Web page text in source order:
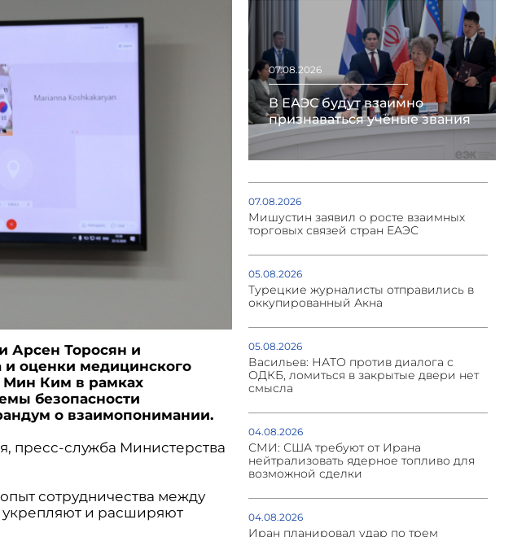
Арсен Торосян и
и оценки медицинского
Мин Ким в рамках
безопасности
о взаимопонимании.
пресс-служба Министерства
сотрудничества между
укрепляют и расширяют
07.08.2026
В ЕАЭС будут взаимно
признаваться учёные звания
07.08.2026
Мишустин заявил о росте взаимных
торговых связей стран ЕАЭС
05.08.2026
Турецкие журналисты отправились в
оккупированный Акна
05.08.2026
Васильев: НАТО против диалога с
ОДКБ, ломиться в закрытые двери нет
смысла
04.08.2026
СМИ: США требуют от Ирана
нейтрализовать ядерное топливо для
возможной сделки
04.08.2026
Иран планировал удар по трем